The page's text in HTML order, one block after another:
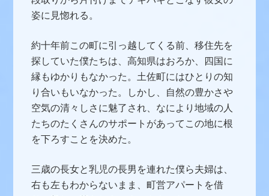
姿に見惚れる。
約十年前この町に引っ越してくる前、移住先を
探していた僕たちは、高知県はおろか、四国に
縁もゆかりもなかった。土佐町にはひとりの知
り合いもいなかった。しかし、自然の豊かさや
空気の清々しさに魅了され、なにより地域の人
たちのたくさんのサポートがあってこの地に根
を下ろすことを決めた。
三歳の長女と乳児の長男を連れた僕ら夫婦は、
右も左もわからないまま、町営アパートを借